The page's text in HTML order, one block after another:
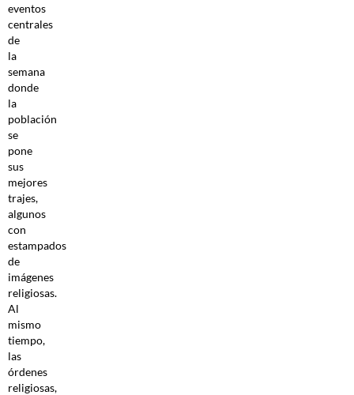
eventos
centrales
de
la
semana
donde
la
población
se
pone
sus
mejores
trajes,
algunos
con
estampados
de
imágenes
religiosas.
Al
mismo
tiempo,
las
órdenes
religiosas,